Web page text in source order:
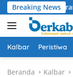
Langsung
ke
konten
Breaking News
Curanmor di
Kalbar Peristiwa
Beranda Kalbar